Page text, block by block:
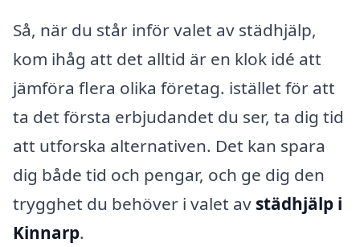
Så, när du står inför valet av städhjälp,
kom ihåg att det alltid är en klok idé att
jämföra flera olika företag. istället för att
ta det första erbjudandet du ser, ta dig tid
att utforska alternativen. Det kan spara
dig både tid och pengar, och ge dig den
trygghet du behöver i valet av städhjälp i
Kinnarp.